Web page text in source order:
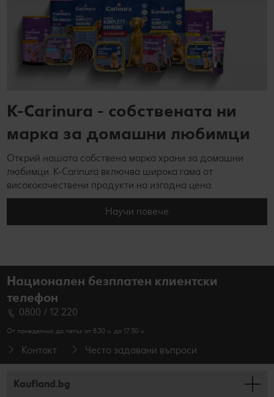
K-Carinura - собствената ни
марка за домашни любимци
Открий нашата собствена марка храни за домашни
любимци. K-Carinura включва широка гама от
висококачествени продукти на изгодна цена.
Научи повече
Национален безплатен клиентски
телефон
0800 / 12 220
От понеделник до петък от 8.30 ч. до 17.30 ч.
Контакт Често задавани въпроси
Kaufland.bg